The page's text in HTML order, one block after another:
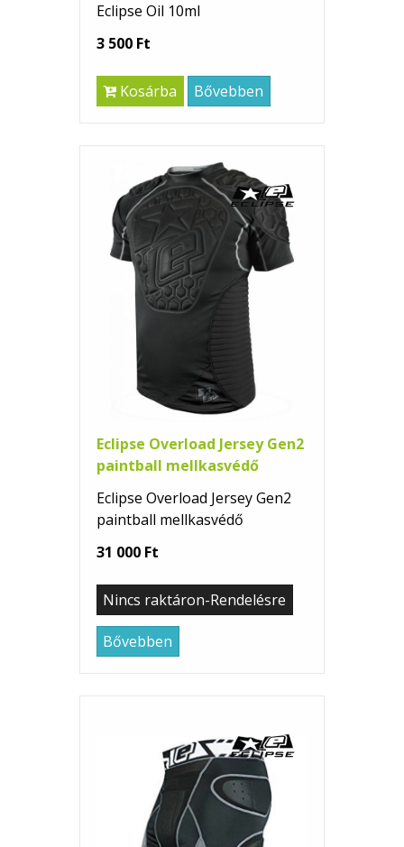
Eclipse Oil 10ml
3 500 Ft
Kosárba Bővebben
Eclipse Overload Jersey Gen2
paintball mellkasvédő
Eclipse Overload Jersey Gen2
paintball mellkasvédő
31 000 Ft
Nincs raktáron-Rendelésre
Bővebben